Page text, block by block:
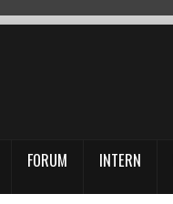
FORUM INTERN